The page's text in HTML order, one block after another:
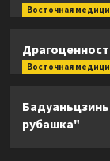
Восточная
Восточная
рубашка"